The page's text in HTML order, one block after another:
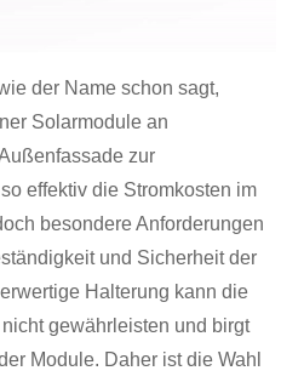
der Name schon sagt,
Solarmodule an
zur
effektiv die Stromkosten im
besondere Anforderungen
und Sicherheit der
Halterung kann die
gewährleisten und birgt
Module. Daher ist die Wahl